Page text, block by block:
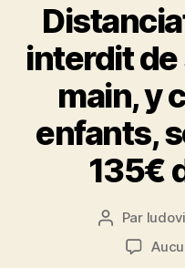
interdit de
main, y
enfants,
135€
Auteur
l’article
Par